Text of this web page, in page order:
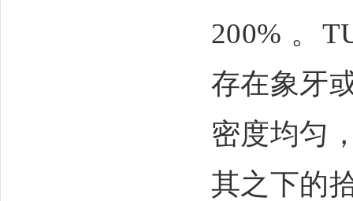
200% 。
存在象牙
密度均匀
其之下的